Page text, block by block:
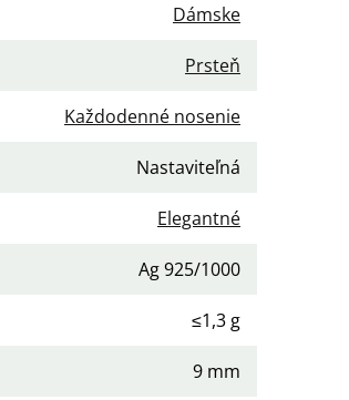
Dámske
Prsteň
Každodenné nosenie
Nastaviteľná
Elegantné
Ag 925/1000
≤1,3 g
9 mm